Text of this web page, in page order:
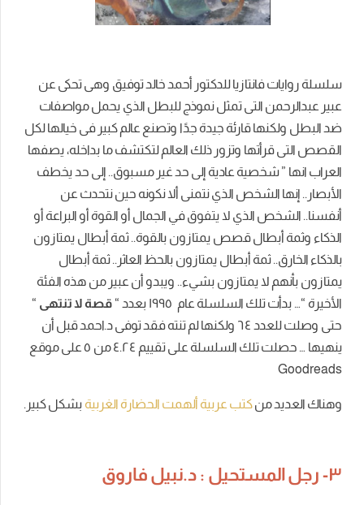
سلسلة روايات فانتازيا للدكتور أحمد خالد توفيق وهى تحكى عن
عبير عبدالرحمن التى تمثل نموذج للبطل الذي يحمل مواصفات
ضد البطل ولكنها قارئة جيدة جدًا وتصنع عالم كبير فى خيالها لكل
القصص التى قرأتها وتزور ذلك العالم لتكتشف ما بداخله، يصفها
العراب انها ” شخصية عادية إلى حد غير مسبوق.. إلى حد يخطف
الأبصار.. إنها الشخص الذي نتمنى ألا نكونه حين نتحدث عن
أنفسنا.. الشخص الذي لا يتفوق في الجمال أو القوة أو البراعة أو
الذكاء وثمة أبطال قصص يمتازون بالقوة.. ثمة أبطال يمتازون
بالذكاء الخارق.. ثمة أبطال يمتازون بالحظ العاثر.. ثمة أبطال
يمتازون بأنهم لا يمتازون بشيء.. ويبدو أن عبير من هذه الفئة
الأخيرة “… بدأت تلك السلسلة عام ١٩٩٥ بعدد “
قصة لا تنتهى “
حتى وصلت للعدد ٦٤ ولكنها لم تنته فقد توفى د.احمد قبل أن
ينهيها … حصلت تلك السلسلة على تقييم ٤.٢٤ من ٥ على موقع
Goodreads
وهناك العديد منكتب عربية ألهمت الحضارة الغربية بشكل كبير.
٣- رجل المستحيل : د.نبيل فاروق